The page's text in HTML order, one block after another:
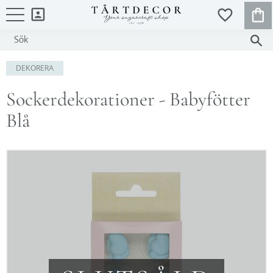
FAVORITER
DEKORERA
Sockerdekorationer - Babyfötter
Blå